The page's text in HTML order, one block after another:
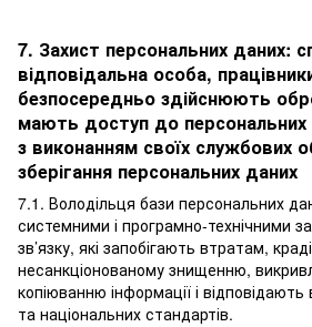
7. Захист персональних даних:
відповідальна особа,
безпосередньо здійснюють
мають доступ до персональних
з виконанням своїх службових
зберігання персональних даних
7.1. Володільця бази персональних
системними і програмно-технічними
зв’язку, які запобігають втратам,
несанкціонованому знищенню,
копіюванню інформації і
та національних стандартів.